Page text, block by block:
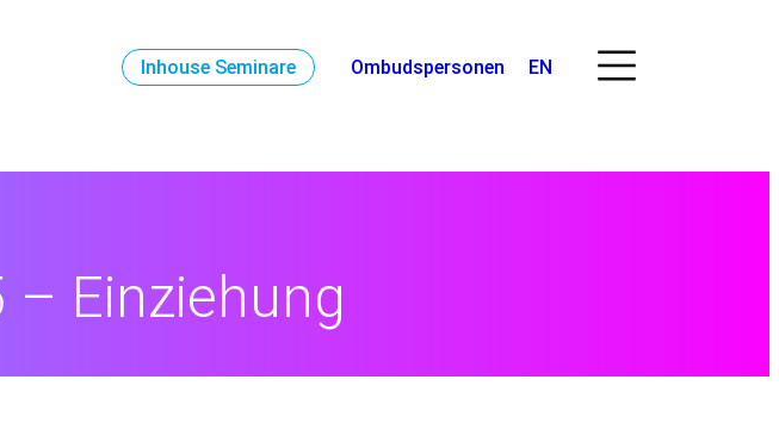
Inhouse Seminare Ombudspersonen
EN
– Einziehung